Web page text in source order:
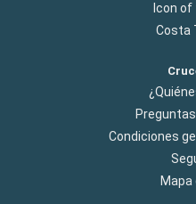
Icon
Costa
Condiciones
Mapa